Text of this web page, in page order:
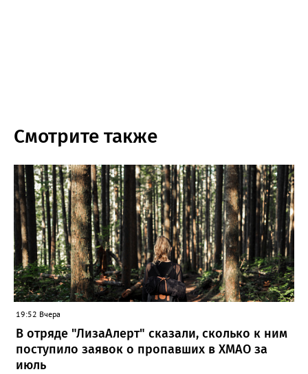
Смотрите также
19:52 Вчера
В отряде "ЛизаАлерт" сказали, сколько к ним
поступило заявок о пропавших в ХМАО за
июль